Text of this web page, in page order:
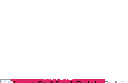
VIRGIL